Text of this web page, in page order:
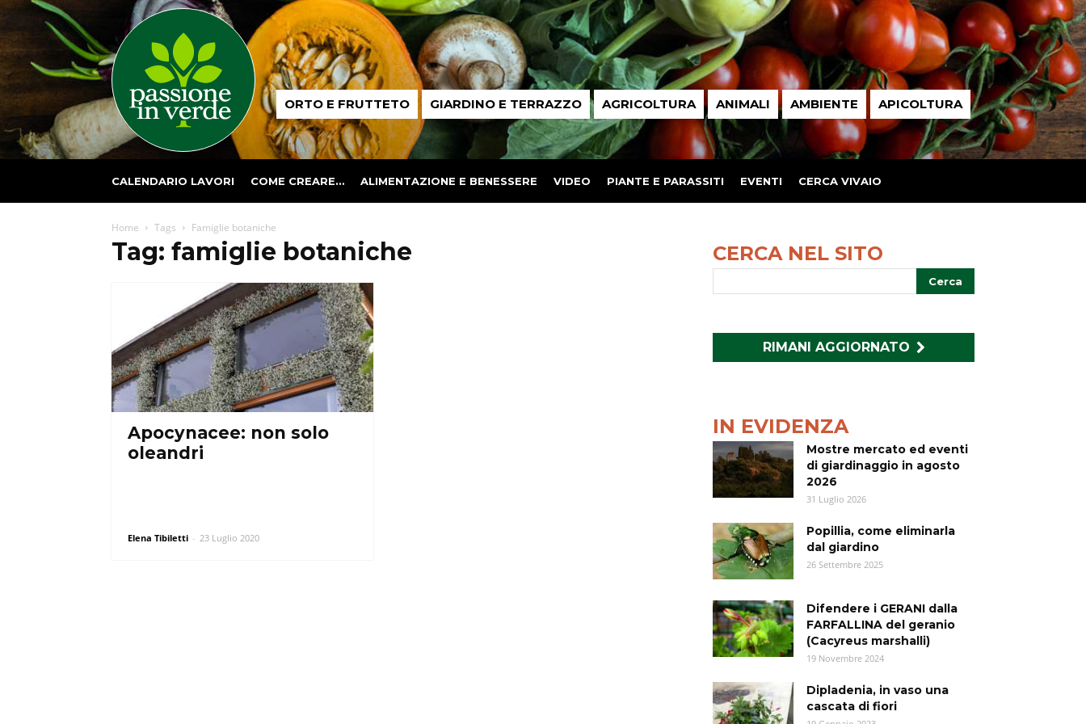
Passione
in ORTO E FRUTTETO GIARDINO E TERRAZZO AGRICOLTURA ANIMALI AMBIENTE APICOLTURA
CALENDARIO LAVORI COME CREARE… ALIMENTAZIONE E BENESSERE VIDEO PIANTE E PARASSITI EVENTI CERCA VIVAIO
Home Tags Famiglie botaniche
Tag: famiglie botaniche
Apocynacee: non solo
oleandri
Elena Tibiletti - 23 Luglio 2020
CERCA NEL SITO
RIMANI AGGIORNATO
IN EVIDENZA
Mostre mercato ed eventi
di giardinaggio in agosto
2026
31 Luglio 2026
Popillia, come eliminarla
dal giardino
26 Settembre 2025
Difendere i GERANI dalla
FARFALLINA del geranio
(Cacyreus marshalli)
19 Novembre 2024
Dipladenia, in vaso una
cascata di fiori